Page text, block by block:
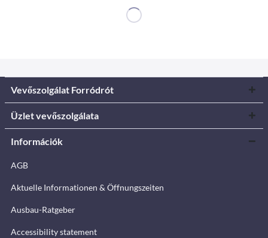
Vevőszolgálat Forródrót
Üzlet vevőszolgálata
Információk
AGB
Aktuelle Informationen & Öffnungszeiten
Ausbau-Ratgeber
Accessibility statement